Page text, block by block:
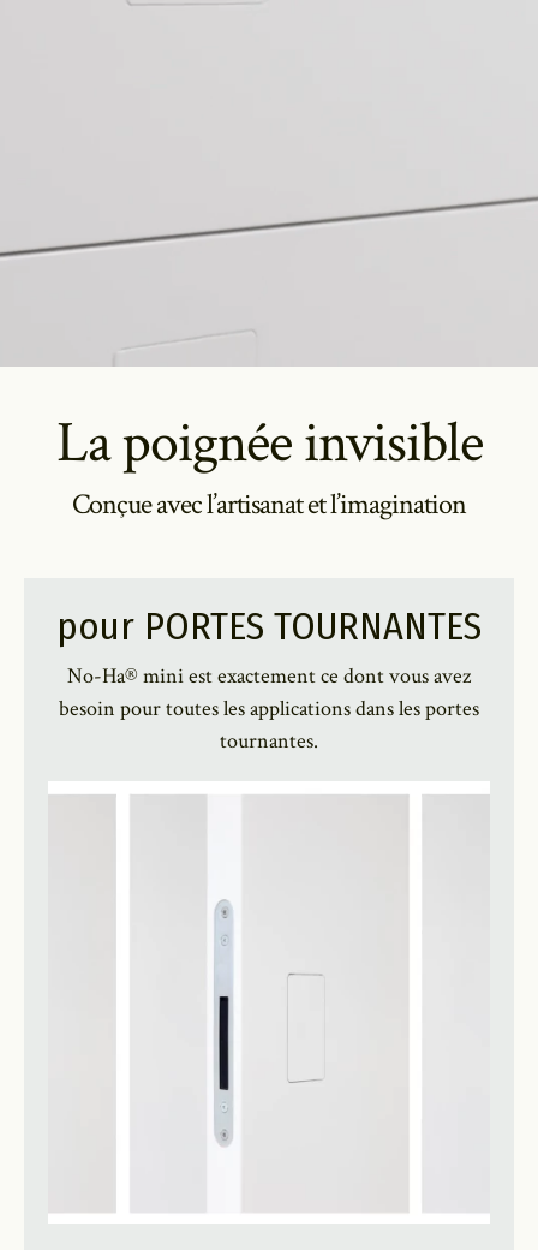
La poignée invisible
Conçue avec l’artisanat et l’imagination
pour PORTES TOURNANTES
No-Ha® mini est exactement ce dont vous avez
besoin pour toutes les applications dans les portes
tournantes.